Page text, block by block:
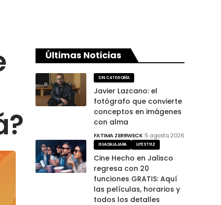
Últimas Noticias
SIN CATEGORÍA
Javier Lazcano: el
fotógrafo que convierte
conceptos en imágenes
con alma
FATIMA ZERRWECK 5 agosto, 2026
GUADALAJARA LIFESTYLE
Cine Hecho en Jalisco
regresa con 20
funciones GRATIS: Aquí
las películas, horarios y
todos los detalles